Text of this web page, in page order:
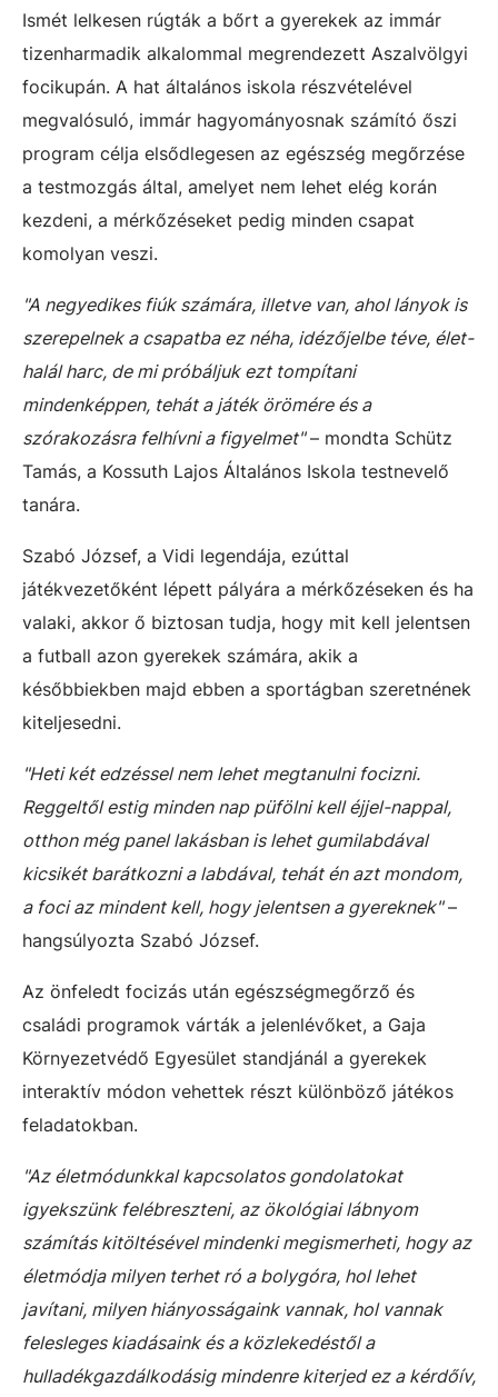
Ismét lelkesen rúgták a bőrt a gyerekek az immár
tizenharmadik alkalommal megrendezett Aszalvölgyi
focikupán. A hat általános iskola részvételével
megvalósuló, immár hagyományosnak számító őszi
program célja elsődlegesen az egészség megőrzése
a testmozgás által, amelyet nem lehet elég korán
kezdeni, a mérkőzéseket pedig minden csapat
komolyan veszi.
"A negyedikes fiúk számára, illetve van, ahol lányok is
szerepelnek a csapatba ez néha, idézőjelbe téve, élet-
halál harc, de mi próbáljuk ezt tompítani
mindenképpen, tehát a játék örömére és a
szórakozásra felhívni a figyelmet"– mondta Schütz
Tamás, a Kossuth Lajos Általános Iskola testnevelő
tanára.
Szabó József, a Vidi legendája, ezúttal
játékvezetőként lépett pályára a mérkőzéseken és ha
valaki, akkor ő biztosan tudja, hogy mit kell jelentsen
a futball azon gyerekek számára, akik a
későbbiekben majd ebben a sportágban szeretnének
kiteljesedni.
"Heti két edzéssel nem lehet megtanulni focizni.
Reggeltől estig minden nap püfölni kell éjjel-nappal,
otthon még panel lakásban is lehet gumilabdával
kicsikét barátkozni a labdával, tehát én azt mondom,
a foci az mindent kell, hogy jelentsen a gyereknek"–
hangsúlyozta Szabó József.
Az önfeledt focizás után egészségmegőrző és
családi programok várták a jelenlévőket, a Gaja
Környezetvédő Egyesület standjánál a gyerekek
interaktív módon vehettek részt különböző játékos
feladatokban.
"Az életmódunkkal kapcsolatos gondolatokat
igyekszünk felébreszteni, az ökológiai lábnyom
számítás kitöltésével mindenki megismerheti, hogy az
életmódja milyen terhet ró a bolygóra, hol lehet
javítani, milyen hiányosságaink vannak, hol vannak
felesleges kiadásaink és a közlekedéstől a
hulladékgazdálkodásig mindenre kiterjed ez a kérdőív,